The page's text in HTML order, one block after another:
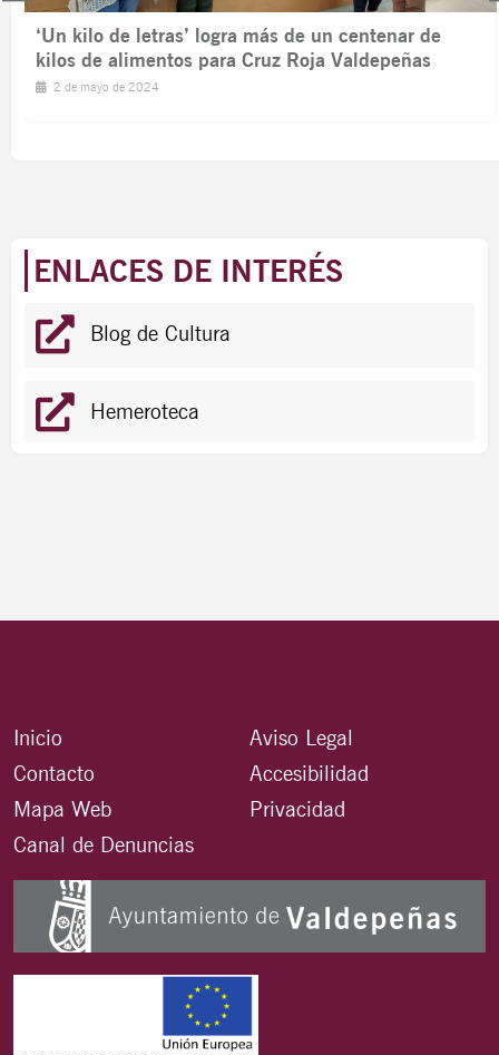
‘Un kilo de letras’ logra más de un centenar de
kilos de alimentos para Cruz Roja Valdepeñas
2 de mayo de 2024
ENLACES DE INTERÉS
Blog de Cultura
Hemeroteca
Inicio
Contacto
Mapa Web
Canal de Denuncias
Aviso Legal
Accesibilidad
Privacidad